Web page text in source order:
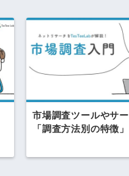
市場調査ツールやサ
「調査方法別の特徴」